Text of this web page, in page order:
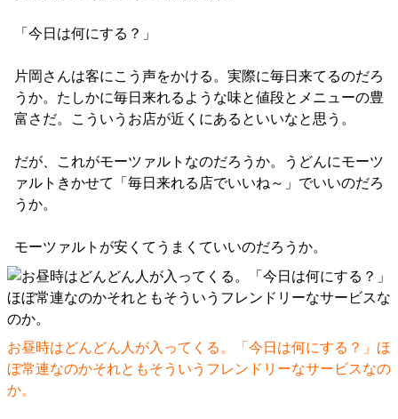
「今日は何にする？」
片岡さんは客にこう声をかける。実際に毎日来てるのだろ
うか。たしかに毎日来れるような味と値段とメニューの豊
富さだ。こういうお店が近くにあるといいなと思う。
だが、これがモーツァルトなのだろうか。うどんにモーツ
ァルトきかせて「毎日来れる店でいいね～」でいいのだろ
うか。
モーツァルトが安くてうまくていいのだろうか。
お昼時はどんどん人が入ってくる。「今日は何にする？」ほ
ぼ常連なのかそれともそういうフレンドリーなサービスなの
か。